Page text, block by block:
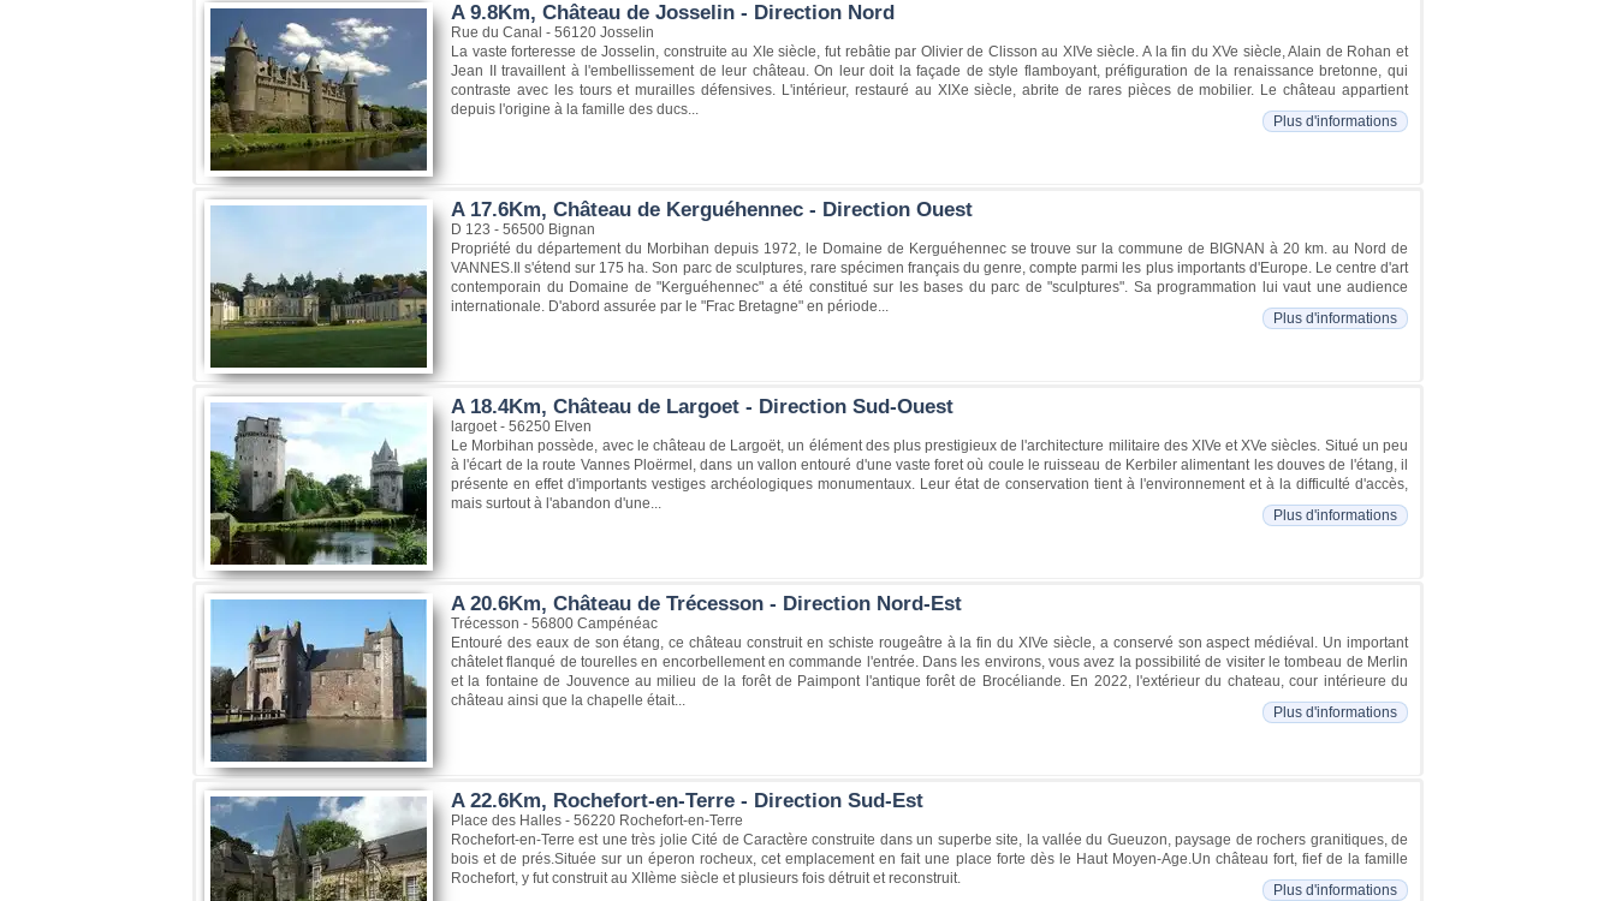
A 9.8Km, Château de Josselin - Direction Nord
Rue du Canal - 56120 Josselin
La vaste forteresse de Josselin, construite au XIe siècle, fut rebâtie par Olivier de Clisson au XIVe siècle. A la fin du XVe siècle, Alain de Rohan et
Jean II travaillent à l'embellissement de leur château. On leur doit la façade de style flamboyant, préfiguration de la renaissance bretonne, qui
contraste avec les tours et murailles défensives. L'intérieur, restauré au XIXe siècle, abrite de rares pièces de mobilier. Le château appartient
depuis l'origine à la famille des ducs...
Plus d'informations
A 17.6Km, Château de Kerguéhennec - Direction Ouest
D 123 - 56500 Bignan
Propriété du département du Morbihan depuis 1972, le Domaine de Kerguéhennec se trouve sur la commune de BIGNAN à 20 km. au Nord de
VANNES.Il s'étend sur 175 ha. Son parc de sculptures, rare spécimen français du genre, compte parmi les plus importants d'Europe. Le centre d'art
contemporain du Domaine de "Kerguéhennec" a été constitué sur les bases du parc de "sculptures". Sa programmation lui vaut une audience
internationale. D'abord assurée par le "Frac Bretagne" en période...
Plus d'informations
A 18.4Km, Château de Largoet - Direction Sud-Ouest
largoet - 56250 Elven
Le Morbihan possède, avec le château de Largoët, un élément des plus prestigieux de l'architecture militaire des XIVe et XVe siècles. Situé un peu
à l'écart de la route Vannes Ploërmel, dans un vallon entouré d'une vaste foret où coule le ruisseau de Kerbiler alimentant les douves de l'étang, il
présente en effet d'importants vestiges archéologiques monumentaux. Leur état de conservation tient à l'environnement et à la difficulté d'accès,
mais surtout à l'abandon d'une...
Plus d'informations
A 20.6Km, Château de Trécesson - Direction Nord-Est
Trécesson - 56800 Campénéac
Entouré des eaux de son étang, ce château construit en schiste rougeâtre à la fin du XIVe siècle, a conservé son aspect médiéval. Un important
châtelet flanqué de tourelles en encorbellement en commande l'entrée. Dans les environs, vous avez la possibilité de visiter le tombeau de Merlin
et la fontaine de Jouvence au milieu de la forêt de Paimpont l'antique forêt de Brocéliande. En 2022, l'extérieur du chateau, cour intérieure du
château ainsi que la chapelle était...
Plus d'informations
A 22.6Km, Rochefort-en-Terre - Direction Sud-Est
Place des Halles - 56220 Rochefort-en-Terre
Rochefort-en-Terre est une très jolie Cité de Caractère construite dans un superbe site, la vallée du Gueuzon, paysage de rochers granitiques, de
bois et de prés.Située sur un éperon rocheux, cet emplacement en fait une place forte dès le Haut Moyen-Age.Un château fort, fief de la famille
Rochefort, y fut construit au XIIème siècle et plusieurs fois détruit et reconstruit.
Plus d'informations